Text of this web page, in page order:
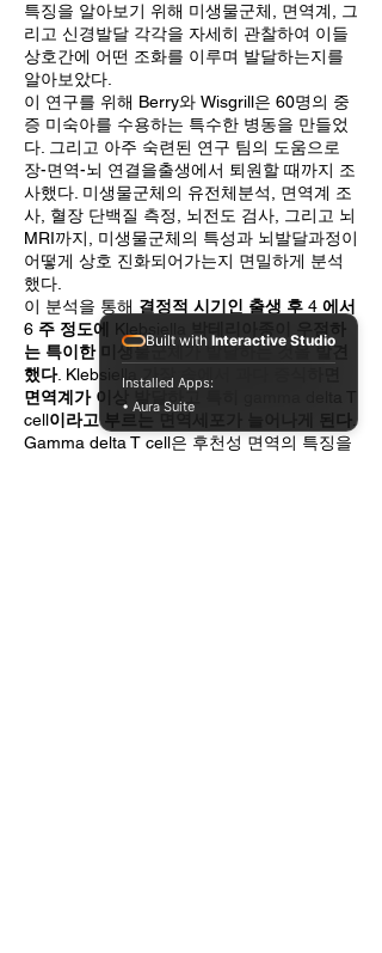
특징을 알아보기 위해 미생물군체, 면역계, 그
리고 신경발달 각각을 자세히 관찰하여 이들
상호간에 어떤 조화를 이루며 발달하는지를
알아보았다.
이 연구를 위해 Berry와 Wisgrill은 60명의 중
증 미숙아를 수용하는 특수한 병동을 만들었
다. 그리고 아주 숙련된 연구 팀의 도움으로
장-면역-뇌 연결을출생에서 퇴원할 때까지 조
사했다. 미생물군체의 유전체분석, 면역계 조
사, 혈장 단백질 측정, 뇌전도 검사, 그리고 뇌
MRI까지, 미생물군체의 특성과 뇌발달과정이
어떻게 상호 진화되어가는지 면밀하게 분석
했다.
이 분석을 통해 결정적 시기인 출생 후 4 에서
6 주 정도에 Klebsiella
박테리아종이 우점하
는 특이한 미생물군체가 발달하는 것을 발견
했다. Klebsiella 가장 속에서 과다 증식하면
면역계가 이상 발달하고 특히
gamma delta T
cell이라고 부르는 면역세포가 늘어나게 된다
Gamma delta T cell은 후천성 면역의 특징을
Built with Interactive Studio
Installed Apps:
• Aura Suite